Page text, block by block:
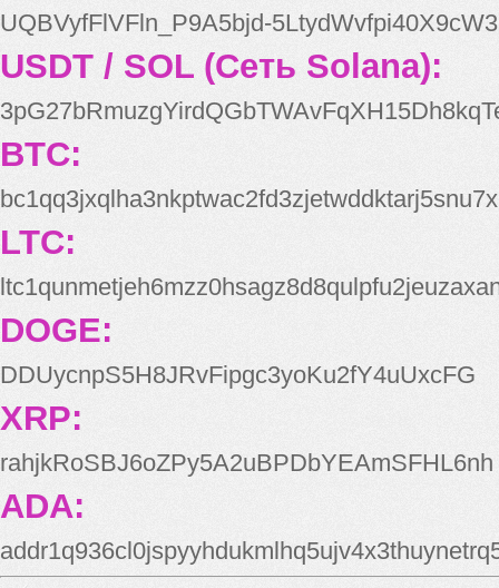
UQBVyfFlVFln_P9A5bjd-
USDT / SOL (Сеть Solana):
BTC:
bc1qq3jxqlha3nkptwac2fd3zjetwddktarj5snu7x
LTC:
DOGE:
DDUycnpS5H8JRvFipgc3yoKu2fY4uUxcFG
XRP:
rahjkRoSBJ6oZPy5A2uBPDbYEAmSFHL6nh
ADA: